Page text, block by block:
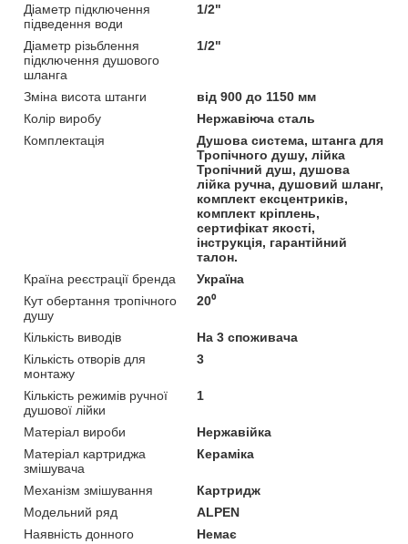
Діаметр підключення
підведення води
1/2"
Діаметр різьблення
підключення душового
шланга
1/2"
Зміна висота штанги
від 900 до 1150 мм
Колір виробу
Нержавіюча сталь
Комплектація
Душова система, штанга для
Тропічного душу, лійка
Тропічний душ, душова
лійка ручна, душовий шланг,
комплект ексцентриків,
комплект кріплень,
сертифікат якості,
інструкція, гарантійний
талон.
Країна реєстрації бренда
Україна
Кут обертання тропічного
душу
20⁰
Кількість виводів
На 3 споживача
Кількість отворів для
монтажу
3
Кількість режимів ручної
душової лійки
1
Матеріал вироби
Нержавійка
Матеріал картриджа
змішувача
Кераміка
Механізм змішування
Картридж
Модельний ряд
ALPEN
Наявність донного
Немає